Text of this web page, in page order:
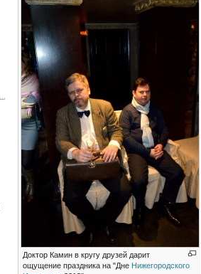
Доктор Камин в кругу друзей дарит
ощущение праздника на "Дне Нижегородского